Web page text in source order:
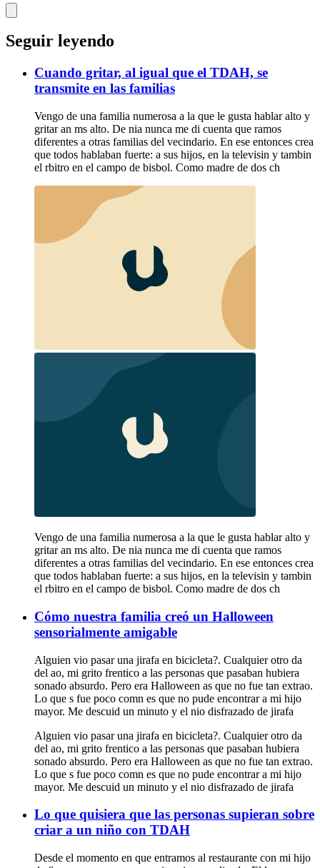
Seguir leyendo
Cuando gritar, al igual que el TDAH, se
transmite en las familias
Vengo de una familia numerosa a la que le gusta hablar alto y
gritar an ms alto. De nia nunca me di cuenta que ramos
diferentes a otras familias del vecindario. En ese entonces crea
que todos hablaban fuerte: a sus hijos, en la televisin y tambin
el rbitro en el campo de bisbol. Como madre de dos ch
Vengo de una familia numerosa a la que le gusta hablar alto y
gritar an ms alto. De nia nunca me di cuenta que ramos
diferentes a otras familias del vecindario. En ese entonces crea
que todos hablaban fuerte: a sus hijos, en la televisin y tambin
el rbitro en el campo de bisbol. Como madre de dos ch
Cómo nuestra familia creó un Halloween
sensorialmente amigable
Alguien vio pasar una jirafa en bicicleta?. Cualquier otro da
del ao, mi grito frentico a las personas que pasaban hubiera
sonado absurdo. Pero era Halloween as que no fue tan extrao.
Lo que s fue poco comn es que no pude encontrar a mi hijo
mayor. Me descuid un minuto y el nio disfrazado de jirafa
Alguien vio pasar una jirafa en bicicleta?. Cualquier otro da
del ao, mi grito frentico a las personas que pasaban hubiera
sonado absurdo. Pero era Halloween as que no fue tan extrao.
Lo que s fue poco comn es que no pude encontrar a mi hijo
mayor. Me descuid un minuto y el nio disfrazado de jirafa
Lo que quisiera que las personas supieran sobre
criar a un niño con TDAH
Desde el momento en que entramos al restaurante con mi hijo